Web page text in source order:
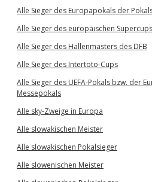
Alle Sieger des Europapokals der
Alle Sieger des europäischen Supercups
Alle Sieger des Hallenmasters des DFB
Alle Sieger des Intertoto-Cups
Alle Sieger des UEFA-Pokals bzw. der
Messepokals
Alle sky-Zweige in Europa
Alle slowakischen Meister
Alle slowakischen Pokalsieger
Alle slowenischen Meister